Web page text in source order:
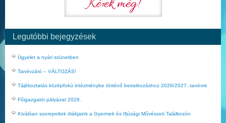
Legutóbbi bejegyzések
Ügyelet a nyári szünetben
Tanévzáró – VÁLTOZÁS!
Tájékoztatás középfokú intézménybe történő beiratkozáshoz 2026/2027. tanévre
Főigazgatói pályázat 2026.
Kiválóan szerepeltek diákjaink a Gyermek és Ifjúsági Művészeti Találkozón